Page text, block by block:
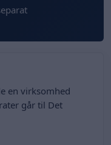
en virksomhed
går til Det